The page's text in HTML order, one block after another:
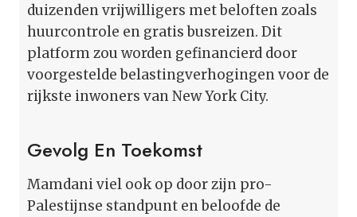
duizenden vrijwilligers met beloften zoals
huurcontrole en gratis busreizen. Dit
platform zou worden gefinancierd door
voorgestelde belastingverhogingen voor de
rijkste inwoners van New York City.
Gevolg En Toekomst
Mamdani viel ook op door zijn pro-
Palestijnse standpunt en beloofde de